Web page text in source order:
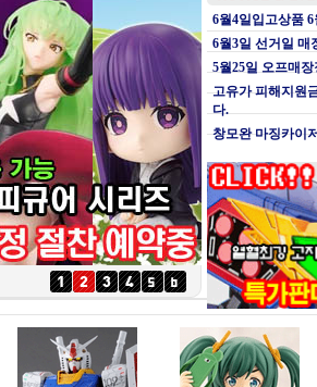
6월4일입고상품 6
6월3일 선거일 매
5월25일 오프매
고유가 피해지원
다.
창모완 마징카이